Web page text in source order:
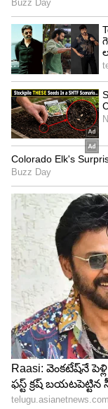
4
5
telugu
వృశ్చిక రాశి
కుజుడు వృశ్చిక
వేగానికి ప్రసిద్ది
డబ్బును
పరిస్థితుల్లోనూ
చాలా సులభంగా
చాలా తొందరగా
5
5